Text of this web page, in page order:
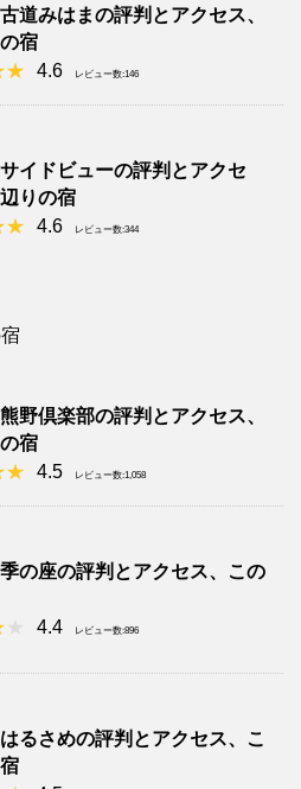
道みはまの評判とアクセス、
宿
4.6
レビュー数:146
イドビューの評判とアクセ
りの宿
4.6
レビュー数:344
野倶楽部の評判とアクセス、
宿
4.5
レビュー数:1,058
の座の評判とアクセス、この
4.4
レビュー数:896
るさめの評判とアクセス、こ